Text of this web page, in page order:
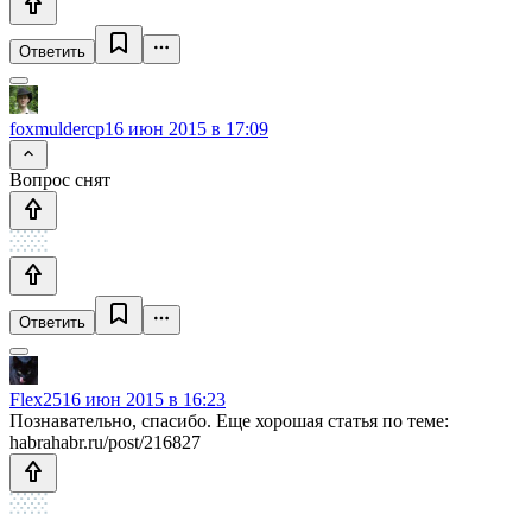
Ответить
foxmuldercp16 июн 2015 в 17:09
Вопрос снят
Ответить
Flex2516 июн 2015 в 16:23
Познавательно, спасибо. Еще хорошая статья по теме:
habrahabr.ru/post/216827